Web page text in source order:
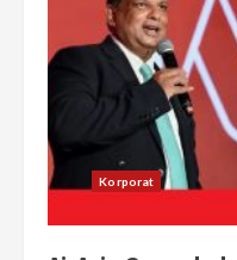
Korporat